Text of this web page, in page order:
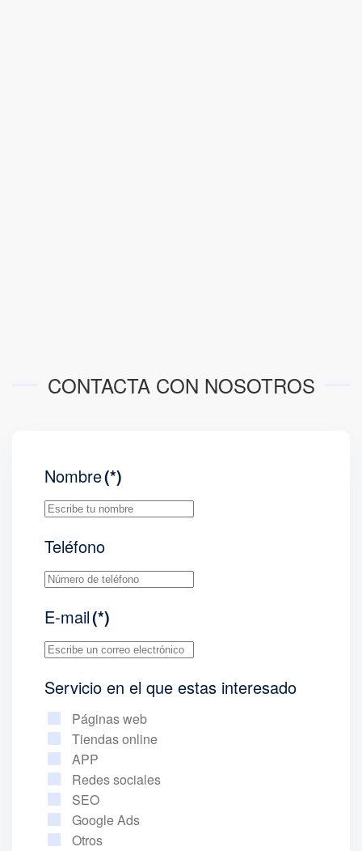
CONTACTA CON NOSOTROS
Nombre(*)
Teléfono
E-mail(*)
Servicio en el que estas interesado
Páginas web
Tiendas online
APP
Redes sociales
SEO
Google Ads
Otros